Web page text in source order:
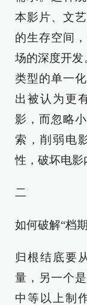
本影片、文
的生存空间
场的深度开发
类型的单一
出被认为更
影，而忽略
索，削弱电
性，破坏电影
二
如何破解“档
归根结底要
量，另一个
中等以上制